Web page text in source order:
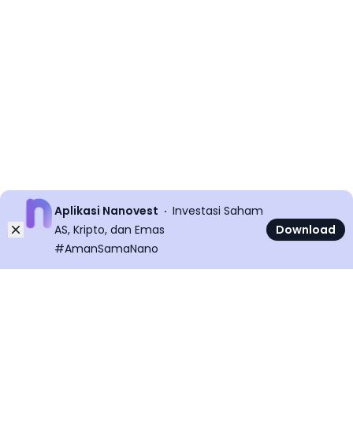
Dismiss
Aplikasi Nanovest
Investasi Saham
AS, Kripto, dan Emas
#AmanSamaNano
Download